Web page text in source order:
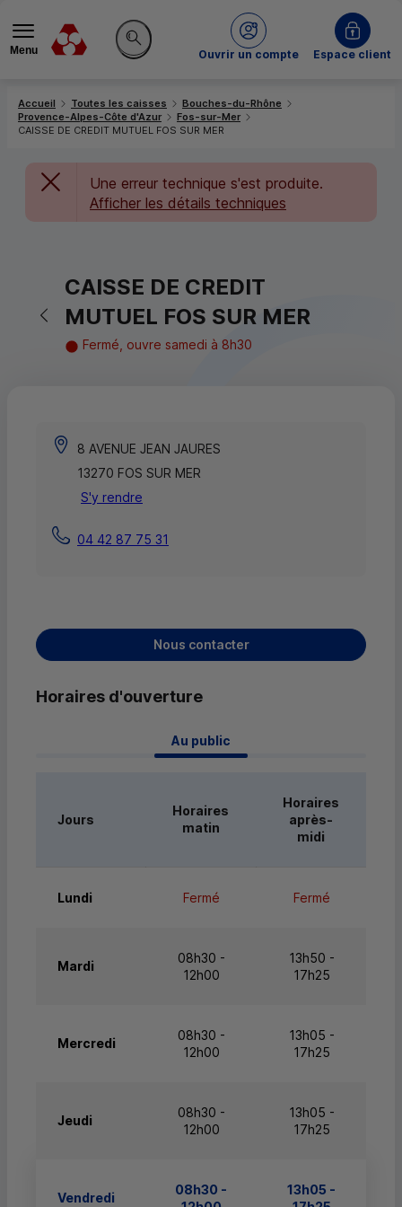
Menu
Rechercher sur le site
Ouvrir un compte
du Crédit MutuelEspace client
Accueil Toutes les caisses
Bouches-du-Rhône
Provence-Alpes-Côte d'Azur
Fos-sur-Mer
CAISSE DE CREDIT MUTUEL FOS SUR MER
Une erreur technique s'est produite.
Afficher les détails techniques
Retour vers la page précédente
CAISSE DE CREDIT
MUTUEL FOS SUR MER
Fermé, ouvre samedi à 8h30
8 AVENUE JEAN JAURES
13270 FOS SUR MER
S'y rendre
04 42 87 75 31
Nous contacter
Horaires d'ouverture
Au public
Jours
Horaires
matin
Horaires
après-
midi
Lundi Fermé Fermé
Mardi
08h30 -
12h00
13h50 -
17h25
Mercredi
08h30 -
12h00
13h05 -
17h25
Jeudi
08h30 -
12h00
13h05 -
17h25
Vendredi
08h30 -
13h05 -